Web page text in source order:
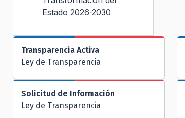
Estado 2026-2030
Transparencia Activa
Ley de Transparencia
Solicitud de Información
Ley de Transparencia